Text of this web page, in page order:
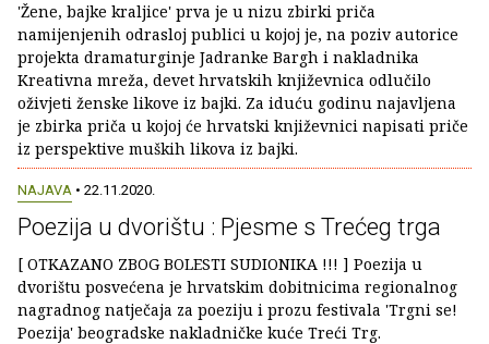
'Žene, bajke kraljice' prva je u nizu zbirki priča
namijenjenih odrasloj publici u kojoj je, na poziv autorice
projekta dramaturginje Jadranke Bargh i nakladnika
Kreativna mreža, devet hrvatskih književnica odlučilo
oživjeti ženske likove iz bajki. Za iduću godinu najavljena
je zbirka priča u kojoj će hrvatski književnici napisati priče
iz perspektive muških likova iz bajki.
NAJAVA • 22.11.2020.
Poezija u dvorištu : Pjesme s Trećeg trga
[ OTKAZANO ZBOG BOLESTI SUDIONIKA !!! ] Poezija u
dvorištu posvećena je hrvatskim dobitnicima regionalnog
nagradnog natječaja za poeziju i prozu festivala 'Trgni se!
Poezija' beogradske nakladničke kuće Treći Trg.